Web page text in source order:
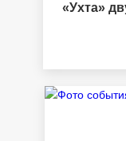
«Ухта»